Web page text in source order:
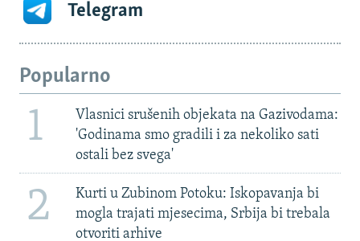
Telegram
Popularno
1
Vlasnici srušenih objekata na Gazivodama:
'Godinama smo gradili i za nekoliko sati
ostali bez svega'
2
Kurti u Zubinom Potoku: Iskopavanja bi
mogla trajati mjesecima, Srbija bi trebala
otvoriti arhive